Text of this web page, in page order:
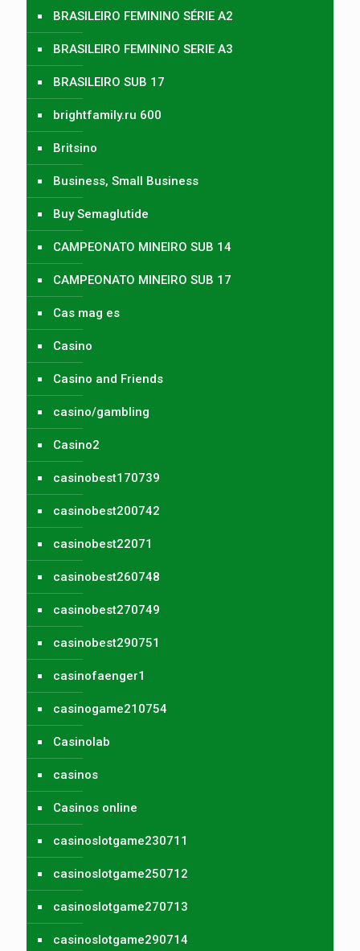
BRASILEIRO FEMININO SÉRIE A2
BRASILEIRO FEMININO SERIE A3
BRASILEIRO SUB 17
brightfamily.ru 600
Britsino
Business, Small Business
Buy Semaglutide
CAMPEONATO MINEIRO SUB 14
CAMPEONATO MINEIRO SUB 17
Cas mag es
Casino
Casino and Friends
casino/gambling
Casino2
casinobest170739
casinobest200742
casinobest22071
casinobest260748
casinobest270749
casinobest290751
casinofaenger1
casinogame210754
Casinolab
casinos
Casinos online
casinoslotgame230711
casinoslotgame250712
casinoslotgame270713
casinoslotgame290714